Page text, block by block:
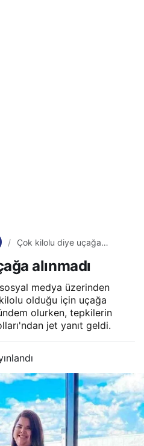
Çok kilolu diye uçağa
alınmadı
medya üzerinden
olduğu için uçağa
olurken, tepkilerin
jet yanıt geldi.